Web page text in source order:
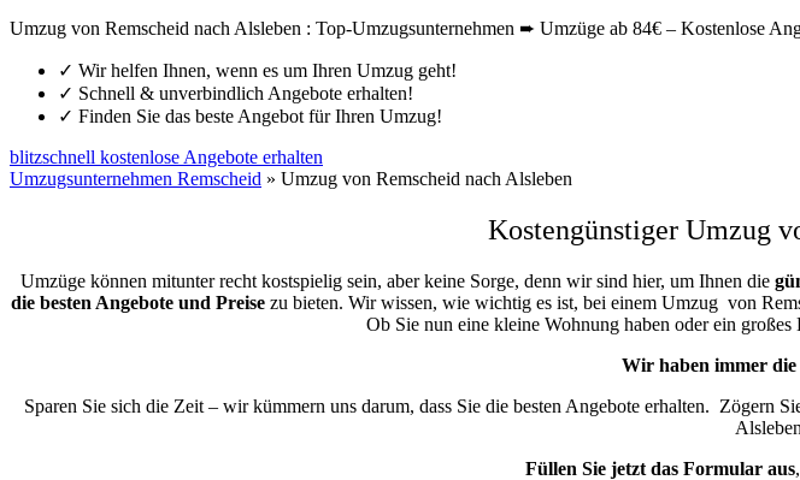
Umzug von Remscheid nach Alsleben : Top-Umzugsunternehmen ➨ Umzüge ab 84€ – Kostenlose
✓ Wir helfen Ihnen, wenn es um Ihren Umzug geht!
✓ Schnell & unverbindlich Angebote erhalten!
✓ Finden Sie das beste Angebot für Ihren Umzug!
blitzschnell kostenlose Angebote erhalten
Umzugsunternehmen Remscheid » Umzug von Remscheid nach Alsleben
Kostengünstiger Umzug
Umzüge können mitunter recht kostspielig sein, aber keine Sorge, denn wir sind hier, um Ihnen die
die besten Angebote und Preise zu bieten. Wir wissen, wie wichtig es ist, bei einem Umzug von
Ob Sie nun eine kleine Wohnung haben oder ein
Wir haben immer
Sparen Sie sich die Zeit – wir kümmern uns darum, dass Sie die besten Angebote erhalten. Zögern
Füllen Sie jetzt das Formular aus